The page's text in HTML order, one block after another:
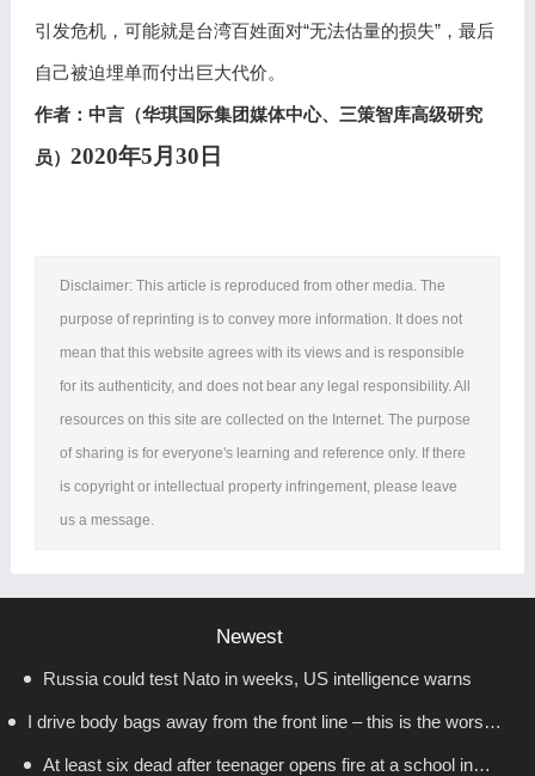
引发危机，可能就是台湾百姓面对“无法估量的损失”，最后
自己被迫埋单而付出巨大代价。
作者：中言（华琪国际集团媒体中心、三策智库高级研究
员） 2020年5月30日
Disclaimer: This article is reproduced from other media. The
purpose of reprinting is to convey more information. It does not
mean that this website agrees with its views and is responsible
for its authenticity, and does not bear any legal responsibility. All
resources on this site are collected on the Internet. The purpose
of sharing is for everyone's learning and reference only. If there
is copyright or intellectual property infringement, please leave
us a message.
Newest
Russia could test Nato in weeks, US intelligence warns
I drive body bags away from the front line – this is the worst
thing I’ve faced’
At least six dead after teenager opens fire at a school in